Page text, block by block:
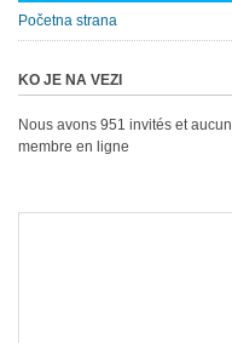
Početna strana
KO JE NA VEZI
Nous avons 951 invités et aucun
membre en ligne